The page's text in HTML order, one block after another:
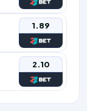
1.89
2.10